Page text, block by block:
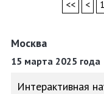
<< <
Москва
15 марта 2025 года
Интерактивная